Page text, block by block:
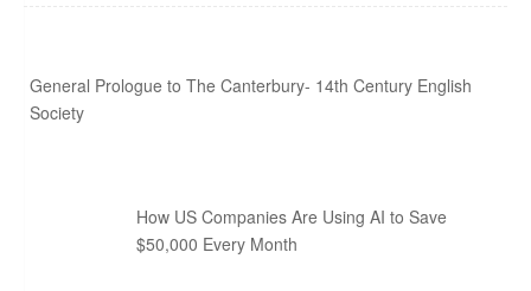
General Prologue to The Canterbury- 14th Century English
Society
How US Companies Are Using AI to Save
$50,000 Every Month